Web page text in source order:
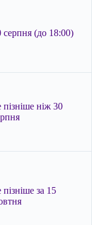
серпня (до 18:00)
пізніше ніж 30
пізніше за 15